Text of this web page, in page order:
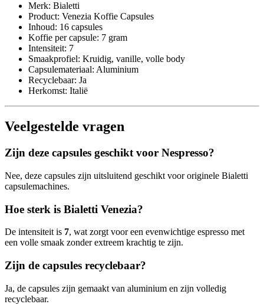
Merk: Bialetti
Product: Venezia Koffie Capsules
Inhoud: 16 capsules
Koffie per capsule: 7 gram
Intensiteit: 7
Smaakprofiel: Kruidig, vanille, volle body
Capsulemateriaal: Aluminium
Recyclebaar: Ja
Herkomst: Italië
Veelgestelde vragen
Zijn deze capsules geschikt voor Nespresso?
Nee, deze capsules zijn uitsluitend geschikt voor originele Bialetti
capsulemachines.
Hoe sterk is Bialetti Venezia?
De intensiteit is 7, wat zorgt voor een evenwichtige espresso met
een volle smaak zonder extreem krachtig te zijn.
Zijn de capsules recyclebaar?
Ja, de capsules zijn gemaakt van aluminium en zijn volledig
recyclebaar.